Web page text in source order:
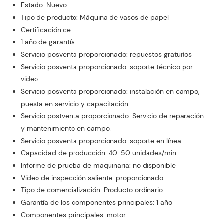
Estado: Nuevo
Tipo de producto: Máquina de vasos de papel
Certificación:ce
1 año de garantía
Servicio posventa proporcionado: repuestos gratuitos
Servicio posventa proporcionado: soporte técnico por
vídeo
Servicio posventa proporcionado: instalación en campo,
puesta en servicio y capacitación
Servicio postventa proporcionado: Servicio de reparación
y mantenimiento en campo.
Servicio posventa proporcionado: soporte en línea
Capacidad de producción: 40-50 unidades/min.
Informe de prueba de maquinaria: no disponible
Vídeo de inspección saliente: proporcionado
Tipo de comercialización: Producto ordinario
Garantía de los componentes principales: 1 año
Componentes principales: motor.